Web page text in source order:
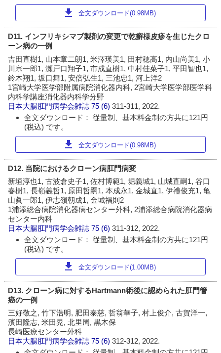
download 全文ダウンロード(0.98MB)
D11. インフリキシマブ製剤の変更で乾癬様皮疹を生じたクロ
ーン病の一例
吉田直樹1, 山本章二朗1, 米澤瑛美1, 田村穂高1, 内山尚美1, 小
川宗一郎1, 瀬戸口翔子1, 市成直樹1, 中村佳菜子1, 平田智也1,
鈴木翔1, 坂口舞1, 安倍弘生1, 三池忠1, 河上洋2
1宮崎大学医学部附属病院消化器内科, 2宮崎大学医学部医学科
内科学講座消化器内科学分野
日本大腸肛門病学会雑誌 75 (6)311-311, 2022.
全文ダウンロード： 従量制、基本料金制の方共に121円
(税込) です。
download 全文ダウンロード(0.98MB)
D12. 当院におけるクローン病肛門病変
新垣淳也1, 古波倉史子1, 佐村博範1, 堀義城1, 山城直嗣1, 谷口
春樹1, 長嶺義哲1, 原田哲嗣1, 本成永1, 金城直1, 伊禮俊充1, 亀
山眞一郎1, 伊志嶺朝成1, 金城福則2
1浦添総合病院消化器病センター外科, 2浦添総合病院消化器病
センター内科
日本大腸肛門病学会雑誌 75 (6)311-312, 2022.
全文ダウンロード： 従量制、基本料金制の方共に121円
(税込) です。
download 全文ダウンロード(1.00MB)
D13. クローン病に対するHartmann術後に認められた肛門管
癌の一例
三好敬之, 竹下浩明, 肥田泰慈, 哲翁華子, 村上俊介, 古賀洋一,
濱田隆志, 米田晃, 北里周, 黒木保
長崎医療センター外科
日本大腸肛門病学会雑誌 75 (6)312-312, 2022.